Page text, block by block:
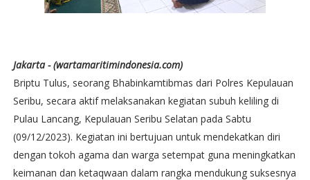
Jakarta - (wartamaritimindonesia.com)
Briptu Tulus, seorang Bhabinkamtibmas dari Polres Kepulauan
Seribu, secara aktif melaksanakan kegiatan subuh keliling di
Pulau Lancang, Kepulauan Seribu Selatan pada Sabtu
(09/12/2023). Kegiatan ini bertujuan untuk mendekatkan diri
dengan tokoh agama dan warga setempat guna meningkatkan
keimanan dan ketaqwaan dalam rangka mendukung suksesnya